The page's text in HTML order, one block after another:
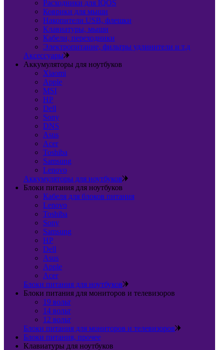
Расходники для IQOS
Коврики для мыши
Накопители USB, флешки
Клавиатуры, мыши
Кабели, переходники
Электропитание, фильтры удлинители и т.д
Аксессуары
Аккумуляторы для ноутбуков
Xiaomi
Apple
MSI
HP
Dell
Sony
DNS
Asus
Acer
Toshiba
Samsung
Lenovo
Аккумуляторы для ноутбуков
Блоки питания для ноутбуков
Кабеля для блоков питания
Lenovo
Toshiba
Sony
Samsung
HP
Dell
Asus
Apple
Acer
Блоки питания для ноутбуков
Блоки питания для мониторов и телевизоров
19 вольт
14 вольт
12 вольт
Блоки питания для мониторов и телевизоров
Блоки питания, прочее
Клавиатуры для ноутбуков